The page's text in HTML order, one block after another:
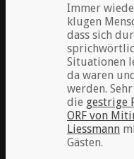
Immer
klugen
dass sich
Situationen
da waren
werden.
die gestrige
ORF von
Liessmann
Gästen.